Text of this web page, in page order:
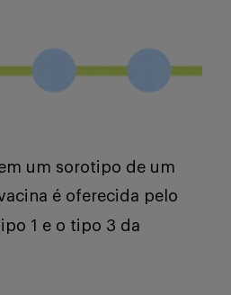
um sorotipo de um
é oferecida pelo
1 e o tipo 3 da